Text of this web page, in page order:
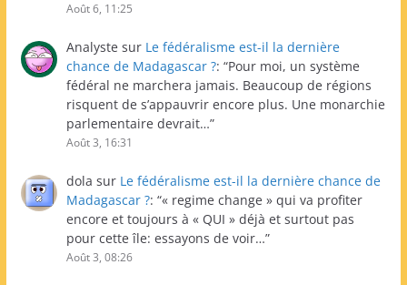
Août 6, 11:25
Analyste sur Le fédéralisme est-il la dernière
chance de Madagascar ?: “Pour moi, un système
fédéral ne marchera jamais. Beaucoup de régions
risquent de s’appauvrir encore plus. Une monarchie
parlementaire devrait…”
Août 3, 16:31
dola sur Le fédéralisme est-il la dernière chance de
Madagascar ?: “« regime change » qui va profiter
encore et toujours à « QUI » déjà et surtout pas
pour cette île: essayons de voir…”
Août 3, 08:26